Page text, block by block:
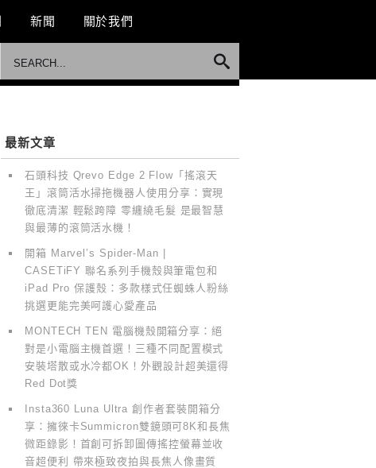
新聞 關於我們
最新文章
石頭科技 Qrevo Edge 2 Flow「搖滾天
王」滾筒活水掃拖機器人使用分享：實現
徹底清潔 輕鬆跨障 零纏繞毛髮 是最智慧
與最薄的滾筒活水機！
開箱 Marvel’s Spider-Man |
CASETiFY 聯名系列手機殼與筆電包和
iPad Pro 保護殼：多款樣式任蜘蛛人粉絲
挑選更能完美呵護心愛產品
MONTECH TEN 電腦機殼開箱分享：絕
對是小電腦主機首選！三種不同配置模式
安裝塔散或水冷都OK！外觀設計超美還得
Red Dot獎
Insta360 Luna Ultra 創作者套裝開箱分
享：擁徠卡Summicron雙鏡頭可8K和長焦
微距錄影！首創可拆卸圖傳搖控螢幕並收
音超便利 帶來極致夜拍與長焦人像畫質